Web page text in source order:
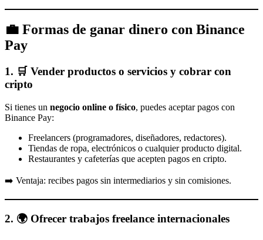
💼 Formas de ganar dinero con Binance
Pay
1. 🛒 Vender productos o servicios y cobrar con
cripto
Si tienes un negocio online o físico, puedes aceptar pagos con
Binance Pay:
Freelancers (programadores, diseñadores, redactores).
Tiendas de ropa, electrónicos o cualquier producto digital.
Restaurantes y cafeterías que acepten pagos en cripto.
➡️ Ventaja: recibes pagos sin intermediarios y sin comisiones.
2. 🌍 Ofrecer trabajos freelance internacionales